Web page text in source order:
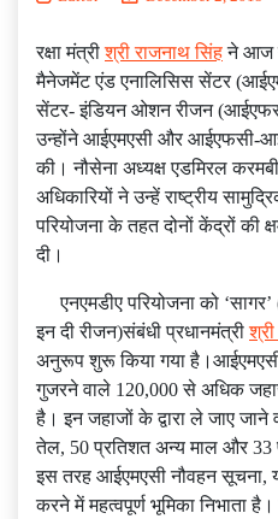
रक्षा मंत्रीश्री राजनाथ सिंहने आज
मैनेजमेंट एंड एनालिसिस सेंटर
सेंटर- इंडियन ओशन रीजन
उन्‍होंने आईएमएसी और आईएफसी-
की। नौसेना अध्‍यक्ष एडमिरल
अधिकारियों ने उन्‍हें राष्‍ट्रीय
परियोजना के तहत दोनों केंद्रों की
दी।
एनएमडीए परियोजना को
इन दी रीजन)संबंधी प्रधानमंत्री
अनुरूप शुरू किया गया
गुजरने वाले 120,000 से अधिक
है। इन जहाजों के द्वारा ले जाए
तेल, 50 प्रतिशत अन्‍य माल और 33
इस तरह आईएमएसी नौवहन सूचना,
करने में महत्‍वपूर्ण भूमिका निभाता